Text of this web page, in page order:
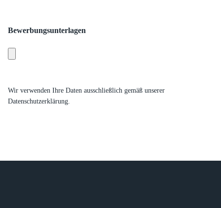
Bewerbungsunterlagen
Wir verwenden Ihre Daten ausschließlich gemäß unserer
Datenschutzerklärung.